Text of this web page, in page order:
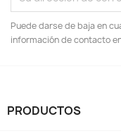
Puede darse de baja en
información de contacto
PRODUCTOS